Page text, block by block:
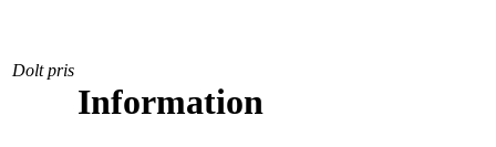
Dolt pris
Information